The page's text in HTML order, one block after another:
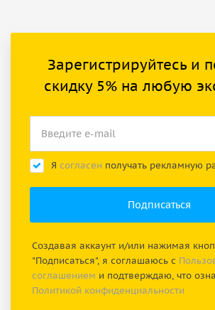
Зарегистрируйтесь и
скидку 5% на любую
Я согласен получать рекламную
Создавая аккаунт и/или нажимая
"Подписаться", я соглашаюсь с
соглашением и подтверждаю, что
Политикой конфиденциальности